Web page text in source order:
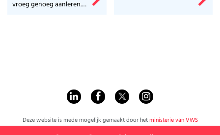
vroeg genoeg aanleren.
Deze website is mede mogelijk gemaakt door het ministerie van VWS